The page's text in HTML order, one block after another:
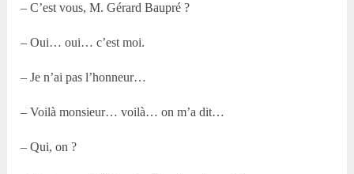
– C’est vous, M. Gérard Baupré ?
– Oui… oui… c’est moi.
– Je n’ai pas l’honneur…
– Voilà monsieur… voilà… on m’a dit…
– Qui, on ?